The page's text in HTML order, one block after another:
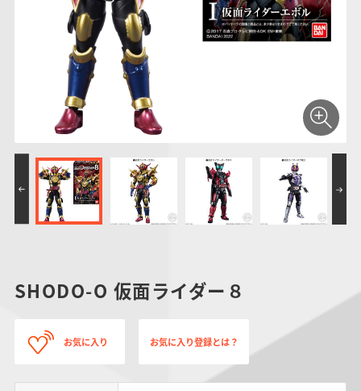
PROJECT R.E.D.・
スーパー戦隊シリー
ポケットモンスター
サンリオキャラクタ
つりグミ SMPシリーズ
SHODO-O 仮面ライダー８
お気に入り お気に入り登録とは？